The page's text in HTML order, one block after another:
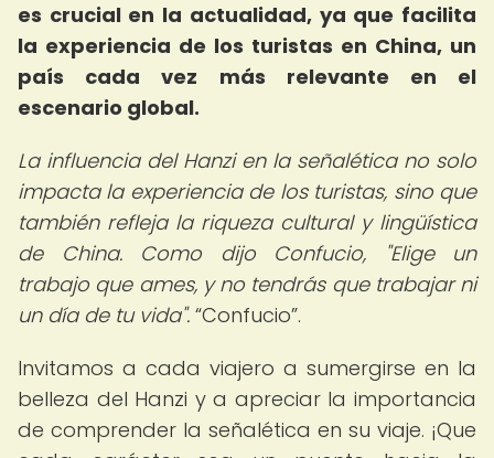
es crucial en la actualidad, ya que facilita
la experiencia de los turistas en China, un
país cada vez más relevante en el
escenario global.
La influencia del Hanzi en la señalética no solo
impacta la experiencia de los turistas, sino que
también refleja la riqueza cultural y lingüística
de China. Como dijo Confucio, "Elige un
trabajo que ames, y no tendrás que trabajar ni
un día de tu vida". Confucio .
Invitamos a cada viajero a sumergirse en la
belleza del Hanzi y a apreciar la importancia
de comprender la señalética en su viaje. ¡Que